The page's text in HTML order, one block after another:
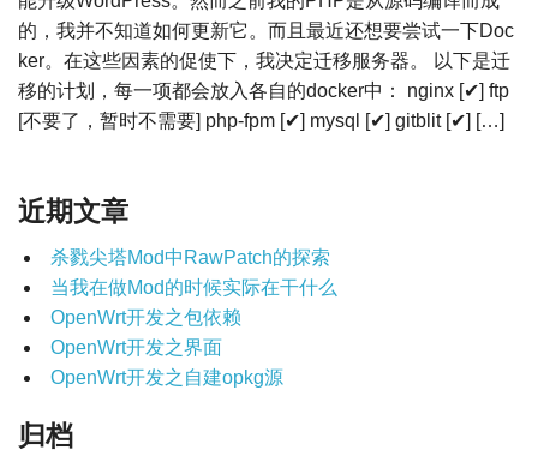
的，我并不知道如何更新它。而且最近还想要尝试一下Doc
ker。在这些因素的促使下，我决定迁移服务器。 以下是迁
移的计划，每一项都会放入各自的docker中： nginx [✔] ftp
[不要了，暂时不需要] php-fpm [✔] mysql [✔] gitblit [✔] […]
近期文章
杀戮尖塔Mod中RawPatch的探索
当我在做Mod的时候实际在干什么
OpenWrt开发之包依赖
OpenWrt开发之界面
OpenWrt开发之自建opkg源
归档